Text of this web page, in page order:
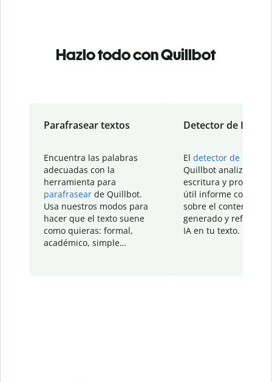
Hazlo todo con Quillbot
Parafrasear textos
Encuentra las palabras
adecuadas con la
herramienta para
parafrasear de Quillbot.
Usa nuestros modos para
hacer que el texto suene
como quieras: formal,
académico, simple…
Detector de IA
El detector de IA
Quillbot analiza tu
escritura y
útil informe con
sobre el contenido
generado y refinado
IA en tu texto.